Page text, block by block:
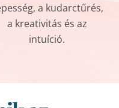
a kudarctűrés,
a kreativitás és az
intuíció.